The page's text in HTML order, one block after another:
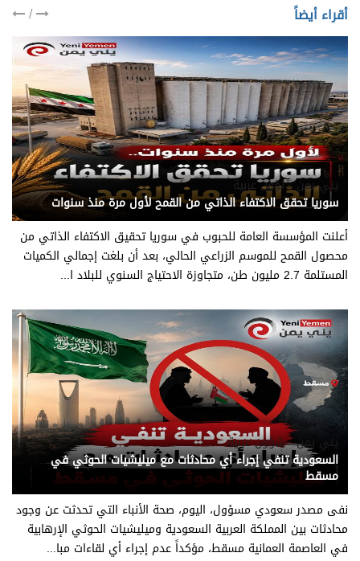
أقراء أيضاً /
يني يمن - ئؤون عربية
سوريا تحقق الاكتفاء الذاتي من القمح لأول مرة منذ سنوات
أعلنت المؤسسة العامة للحبوب في سوريا تحقيق الاكتفاء الذاتي من
محصول القمح للموسم الزراعي الحالي، بعد أن بلغت إجمالي الكميات
المستلمة 2.7 مليون طن، متجاوزة الاحتياج السنوي للبلاد ا...
يني يمن - شؤون عربية
السعودية تنفي إجراء أي محادثات مع ميليشيات الحوثي في
مسقط
نفى مصدر سعودي مسؤول، اليوم، صحة الأنباء التي تحدثت عن وجود
محادثات بين المملكة العربية السعودية وميليشيات الحوثي الإرهابية
في العاصمة العمانية مسقط، مؤكداً عدم إجراء أي لقاءات مبا...